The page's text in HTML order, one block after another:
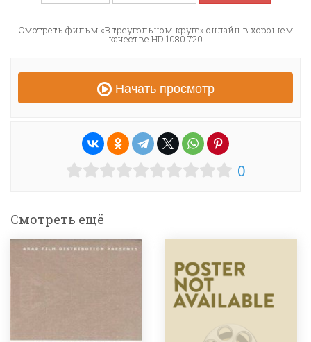
Смотреть фильм «В треугольном круге» онлайн в хорошем
качестве HD 1080 720
Начать просмотр
0
Смотреть ещё